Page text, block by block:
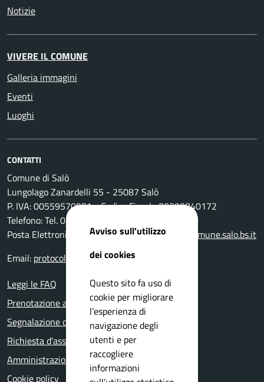
Notizie
VIVERE IL COMUNE
Galleria immagini
Eventi
Luoghi
CONTATTI
Comune di Salò
Lungolago Zanardelli 55 - 25087 Salò
P. IVA: 00559570981 - Codice Fiscale 00399840172
Telefono: Tel. 0365-296801
Posta Elettronica Certificata:protocollo@pec.comune.salo.bs.it
Email: protocollo@comune.salo.bs.it
Leggi le FAQ
Prenotazione appuntamento
Segnalazione disservizio
Richiesta d'assistenza
Amministrazione trasparente
Cookie policy
Avviso sull'utilizzo
dei cookies
Questo sito fa uso di
cookie per migliorare
l’esperienza di
navigazione degli
utenti e per
raccogliere
informazioni